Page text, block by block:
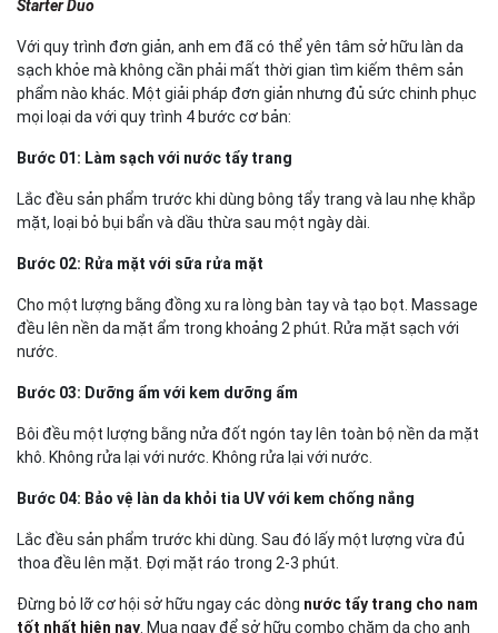
Starter Duo
Với quy trình đơn giản, anh em đã có thể yên tâm sở hữu làn da
sạch khỏe mà không cần phải mất thời gian tìm kiếm thêm sản
phẩm nào khác. Một giải pháp đơn giản nhưng đủ sức chinh phục
mọi loại da với quy trình 4 bước cơ bản:
Bước 01: Làm sạch với nước tẩy trang
Lắc đều sản phẩm trước khi dùng bông tẩy trang và lau nhẹ khắp
mặt, loại bỏ bụi bẩn và dầu thừa sau một ngày dài.
Bước 02: Rửa mặt với sữa rửa mặt
Cho một lượng bằng đồng xu ra lòng bàn tay và tạo bọt. Massage
đều lên nền da mặt ẩm trong khoảng 2 phút. Rửa mặt sạch với
nước.
Bước 03: Dưỡng ẩm với kem dưỡng ẩm
Bôi đều một lượng bằng nửa đốt ngón tay lên toàn bộ nền da mặt
khô. Không rửa lại với nước. Không rửa lại với nước.
Bước 04: Bảo vệ làn da khỏi tia UV với kem chống nắng
Lắc đều sản phẩm trước khi dùng. Sau đó lấy một lượng vừa đủ
thoa đều lên mặt. Đợi mặt ráo trong 2-3 phút.
Đừng bỏ lỡ cơ hội sở hữu ngay các dòng nước tẩy trang cho nam
tốt nhất hiện nay . Mua ngay để sở hữu combo chăm da cho anh